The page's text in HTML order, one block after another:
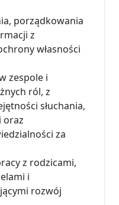
porządkowania
z
własności
zespole i
ról, z
słuchania,
oraz
za
z rodzicami,
i
rozwój